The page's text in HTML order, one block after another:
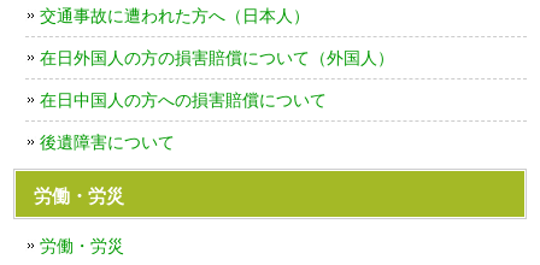
交通事故に遭われた方へ（日本人）
在日外国人の方の損害賠償について（外国人）
在日中国人の方への損害賠償について
後遺障害について
労働・労災
労働・労災